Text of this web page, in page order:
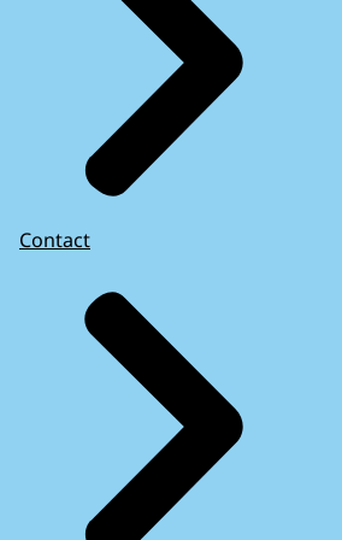
Contact